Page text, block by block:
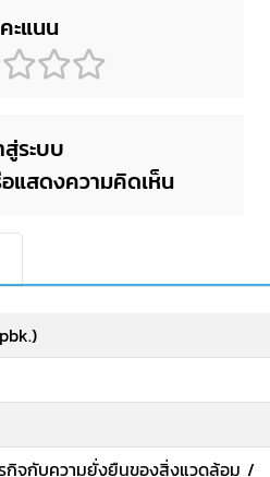
ะแนน
สู่ระบบ
แสดงความคิดเห็น
กิจกับความยั่งยืนของสิ่งแวดล้อม /